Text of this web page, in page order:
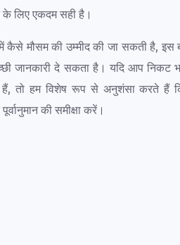
लिए एकदम सही है।
कैसे मौसम की उम्मीद की जा सकती है, इस
जानकारी दे सकता है। यदि आप निकट
हैं, तो हम विशेष रूप से अनुशंसा करते
की समीक्षा करें।